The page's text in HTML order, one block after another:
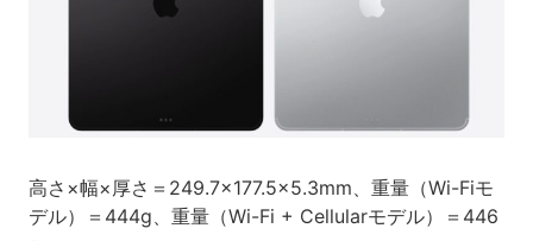
高さ×幅×厚さ＝249.7×177.5×5.3mm、重量（Wi-Fiモ
デル）＝444g、重量（Wi-Fi + Cellularモデル）＝446